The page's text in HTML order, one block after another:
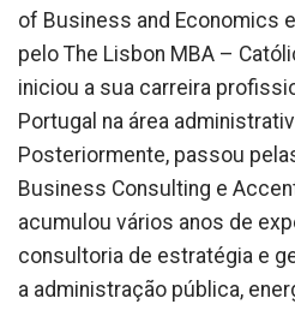
of Business and Economics
pelo The Lisbon MBA –
iniciou a sua carreira
Portugal na área
Posteriormente, passou
Business Consulting e
acumulou vários anos de
consultoria de estratégia e
a administração pública,